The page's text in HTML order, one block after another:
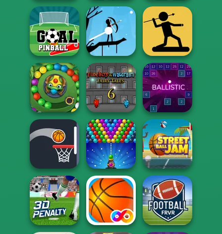
Traffic Jam 3D Football Run Stick War
Goal Pinball Halloween Archer
The Spear
Stickman
Zumba Mania
Fireboy and
Watergirl 6:
Fairy...
Ballistic
Bouncy Dunks Bubble Shooter Street Ball Jam